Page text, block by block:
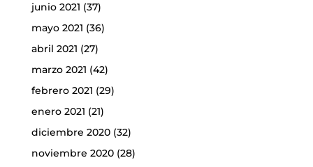
junio 2021 (37)
mayo 2021 (36)
abril 2021 (27)
marzo 2021 (42)
febrero 2021 (29)
enero 2021 (21)
diciembre 2020(32)
noviembre 2020(28)